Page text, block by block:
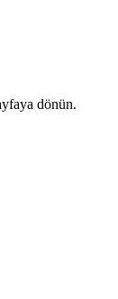
dönün.